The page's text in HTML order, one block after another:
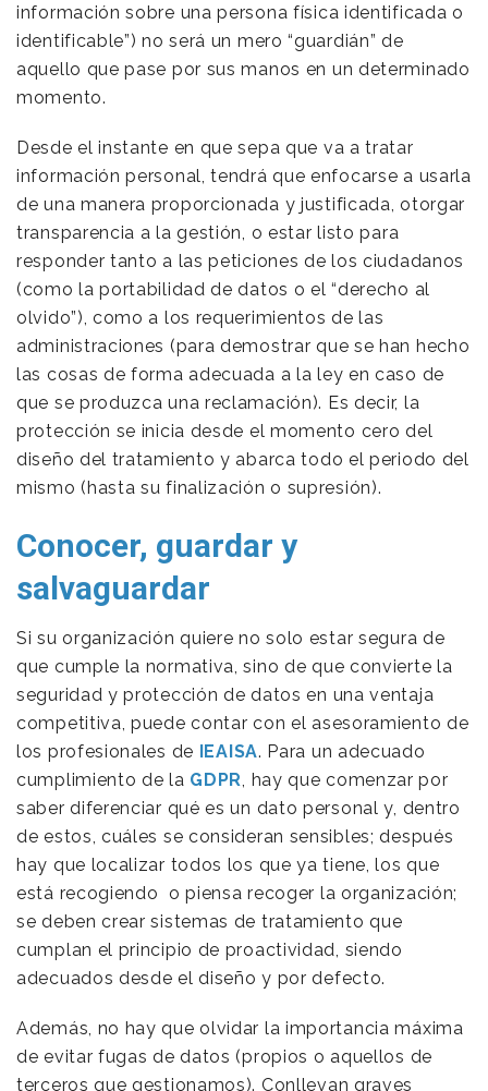
información sobre una persona física identificada o
identificable”) no será un mero “guardián” de
aquello que pase por sus manos en un determinado
momento.
Desde el instante en que sepa que va a tratar
información personal, tendrá que enfocarse a usarla
de una manera proporcionada y justificada, otorgar
transparencia a la gestión, o estar listo para
responder tanto a las peticiones de los ciudadanos
(como la portabilidad de datos o el “derecho al
olvido”), como a los requerimientos de las
administraciones (para demostrar que se han hecho
las cosas de forma adecuada a la ley en caso de
que se produzca una reclamación). Es decir, la
protección se inicia desde el momento cero del
diseño del tratamiento y abarca todo el periodo del
mismo (hasta su finalización o supresión).
Conocer, guardar y
salvaguardar
Si su organización quiere no solo estar segura de
que cumple la normativa, sino de que convierte la
seguridad y protección de datos en una ventaja
competitiva, puede contar con el asesoramiento de
los profesionales de IEAISA. Para un adecuado
cumplimiento de la GDPR, hay que comenzar por
saber diferenciar qué es un dato personal y, dentro
de estos, cuáles se consideran sensibles; después
hay que localizar todos los que ya tiene, los que
está recogiendo o piensa recoger la organización;
se deben crear sistemas de tratamiento que
cumplan el principio de proactividad, siendo
adecuados desde el diseño y por defecto.
Además, no hay que olvidar la importancia máxima
de evitar fugas de datos (propios o aquellos de
terceros que gestionamos). Conllevan graves